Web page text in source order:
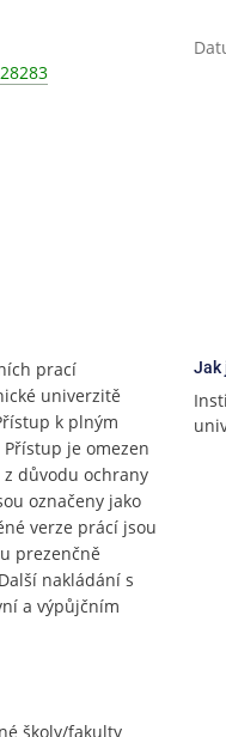
prací
univerzitě
k plným
je omezen
důvodu ochrany
označeny jako
verze prácí jsou
prezenčně
nakládání s
a výpůjčním
školy/fakulty
Jak